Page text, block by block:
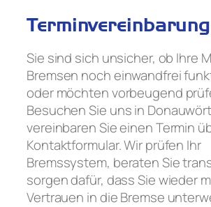
Terminvereinbarung
Sie sind sich unsicher, ob Ihre
Bremsen noch einwandfrei
oder möchten vorbeugend
Besuchen Sie uns in
vereinbaren Sie einen Termin
Kontaktformular. Wir prüfen Ihr
Bremssystem, beraten Sie
sorgen dafür, dass Sie wieder
Vertrauen in die Bremse